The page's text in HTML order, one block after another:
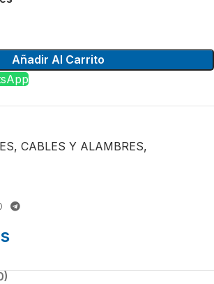
Añadir Al Carrito
, CABLES Y ALAMBRES,